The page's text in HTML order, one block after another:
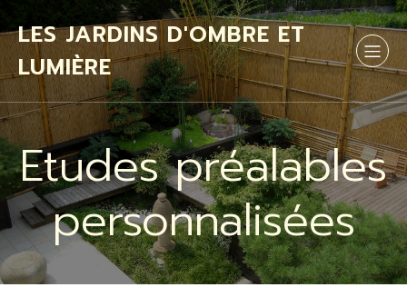
LES JARDINS D'OMBRE ET
LUMIÈRE
Etudes préalables
personnalisées